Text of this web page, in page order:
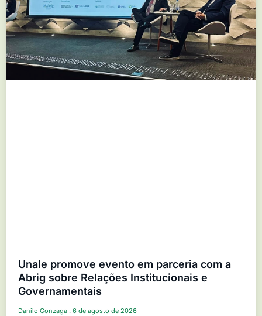
Unale promove evento em parceria com a
Abrig sobre Relações Institucionais e
Governamentais
Danilo Gonzaga 6 de agosto de 2026